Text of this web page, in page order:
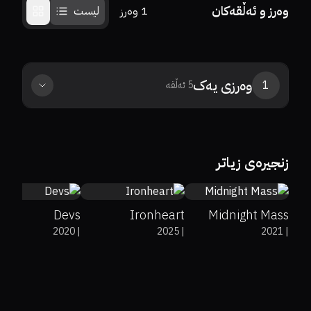
وەرز و ئەڵقەکان 1 وەرز لیست
1 وەرزی یەک5ئەڵقە
زنجیرەی زیاتر
Midnight Mass
|
2021
Ironheart
|
2025
Devs
|
2020